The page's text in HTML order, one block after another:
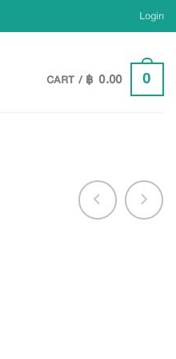
Login
CART /฿ 0.00 0